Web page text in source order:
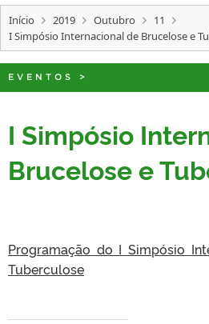
EDITAIS
INTERNACIONAL
Início 2019 Outubro
11
I Simpósio Internacional de Brucelose e
EVENTOS >
I Simpósio
Brucelose e
Programação do I Simpósio
Tuberculose